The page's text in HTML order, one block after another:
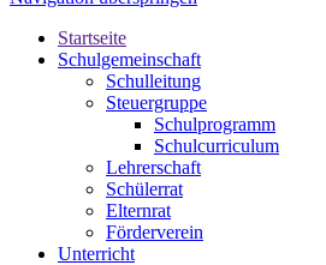
Startseite
Schulgemeinschaft
Schulleitung
Steuergruppe
Schulprogramm
Schulcurriculum
Lehrerschaft
Schülerrat
Elternrat
Förderverein
Unterricht